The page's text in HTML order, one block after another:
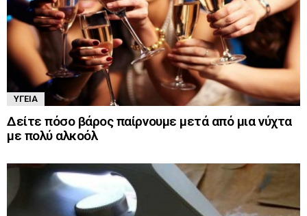
ΥΓΕΊΑ
Δείτε πόσο βάρος παίρνουμε μετά από μια νύχτα
με πολύ αλκοόλ